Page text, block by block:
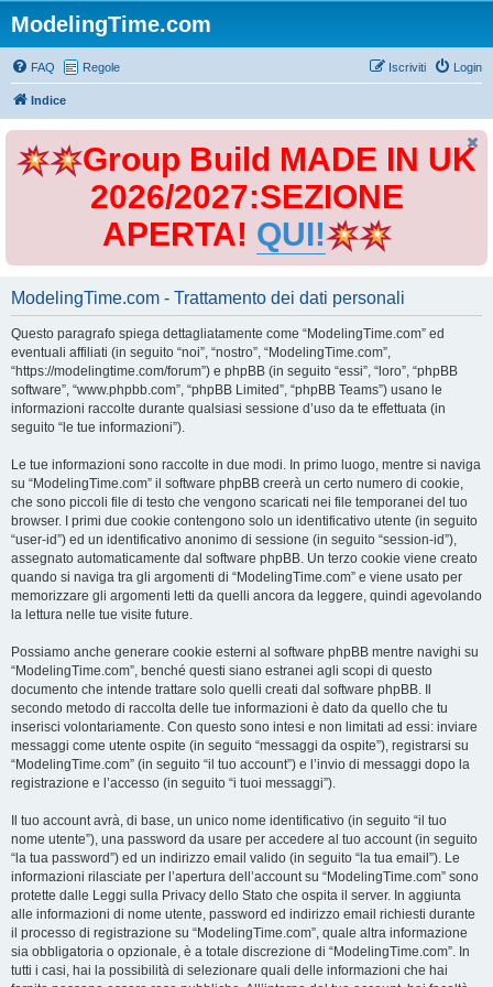
ModelingTime.com
FAQ Regole Login
Iscriviti
Indice
Group Build MADE IN UK
2026/2027:SEZIONE
APERTA! QUI!
ModelingTime.com - Trattamento dei dati personali
Questo paragrafo spiega dettagliatamente come “ModelingTime.com” ed
eventuali affiliati (in seguito “noi”, “nostro”, “ModelingTime.com”,
“https://modelingtime.com/forum”) e phpBB (in seguito “essi”, “loro”, “phpBB
software”, “www.phpbb.com”, “phpBB Limited”, “phpBB Teams”) usano le
informazioni raccolte durante qualsiasi sessione d’uso da te effettuata (in
seguito “le tue informazioni”).
Le tue informazioni sono raccolte in due modi. In primo luogo, mentre si naviga
su “ModelingTime.com” il software phpBB creerà un certo numero di cookie,
che sono piccoli file di testo che vengono scaricati nei file temporanei del tuo
browser. I primi due cookie contengono solo un identificativo utente (in seguito
“user-id”) ed un identificativo anonimo di sessione (in seguito “session-id”),
assegnato automaticamente dal software phpBB. Un terzo cookie viene creato
quando si naviga tra gli argomenti di “ModelingTime.com” e viene usato per
memorizzare gli argomenti letti da quelli ancora da leggere, quindi agevolando
la lettura nelle tue visite future.
Possiamo anche generare cookie esterni al software phpBB mentre navighi su
“ModelingTime.com”, benché questi siano estranei agli scopi di questo
documento che intende trattare solo quelli creati dal software phpBB. Il
secondo metodo di raccolta delle tue informazioni è dato da quello che tu
inserisci volontariamente. Con questo sono intesi e non limitati ad essi: inviare
messaggi come utente ospite (in seguito “messaggi da ospite”), registrarsi su
“ModelingTime.com” (in seguito “il tuo account”) e l’invio di messaggi dopo la
registrazione e l’accesso (in seguito “i tuoi messaggi”).
Il tuo account avrà, di base, un unico nome identificativo (in seguito “il tuo
nome utente”), una password da usare per accedere al tuo account (in seguito
“la tua password”) ed un indirizzo email valido (in seguito “la tua email”). Le
informazioni rilasciate per l’apertura dell’account su “ModelingTime.com” sono
protette dalle Leggi sulla Privacy dello Stato che ospita il server. In aggiunta
alle informazioni di nome utente, password ed indirizzo email richiesti durante
il processo di registrazione su “ModelingTime.com”, quale altra informazione
sia obbligatoria o opzionale, è a totale discrezione di “ModelingTime.com”. In
tutti i casi, hai la possibilità di selezionare quali delle informazioni che hai